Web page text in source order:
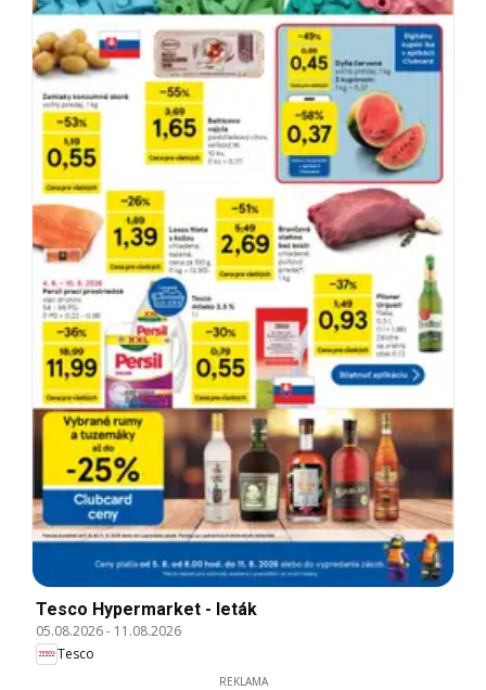
Tesco Hypermarket - leták
05.08.2026- 11.08.2026
Tesco
REKLAMA